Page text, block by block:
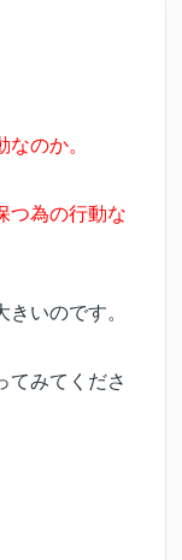
のか。
つ為の行動な
いのです。
てみてくださ